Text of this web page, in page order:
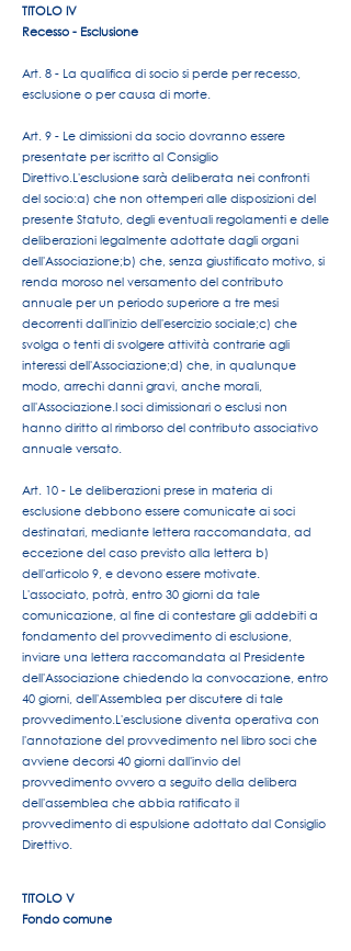
TITOLO IV
Recesso - Esclusione
Art. 8 - La qualifica di socio si perde per recesso,
esclusione o per causa di morte.
Art. 9 - Le dimissioni da socio dovranno essere
presentate per iscritto al Consiglio
Direttivo.L'esclusione sarà deliberata nei confronti
del socio:a) che non ottemperi alle disposizioni del
presente Statuto, degli eventuali regolamenti e delle
deliberazioni legalmente adottate dagli organi
dell'Associazione;b) che, senza giustificato motivo, si
renda moroso nel versamento del contributo
annuale per un periodo superiore a tre mesi
decorrenti dall'inizio dell'esercizio sociale;c) che
svolga o tenti di svolgere attività contrarie agli
interessi dell'Associazione;d) che, in qualunque
modo, arrechi danni gravi, anche morali,
all'Associazione.I soci dimissionari o esclusi non
hanno diritto al rimborso del contributo associativo
annuale versato.
Art. 10 - Le deliberazioni prese in materia di
esclusione debbono essere comunicate ai soci
destinatari, mediante lettera raccomandata, ad
eccezione del caso previsto alla lettera b)
dell'articolo 9, e devono essere motivate.
L'associato, potrà, entro 30 giorni da tale
comunicazione, al fine di contestare gli addebiti a
fondamento del provvedimento di esclusione,
inviare una lettera raccomandata al Presidente
dell'Associazione chiedendo la convocazione, entro
40 giorni, dell'Assemblea per discutere di tale
provvedimento.L'esclusione diventa operativa con
l'annotazione del provvedimento nel libro soci che
avviene decorsi 40 giorni dall'invio del
provvedimento ovvero a seguito della delibera
dell'assemblea che abbia ratificato il
provvedimento di espulsione adottato dal Consiglio
Direttivo.
TITOLO V
Fondo comune